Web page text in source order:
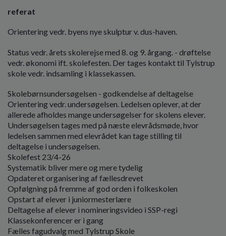
referat
Orientering vedr. byens nye skulptur v. dus-haven.
Status vedr. årets skolerejse med 8. og 9. årgang. - drøftelse
vedr. økonomi ift. skolefesten. Der tages kontakt til Tylstrup
skole vedr. indsamling i klassekassen.
Skolebørnsundersøgelsen - godkendelse af deltagelse
Orientering vedr. undersøgelsen. Ledelsen oplever, at der
allerede afholdes mange undersøgelser for skolens elever.
Undersøgelsen tages med på næste elevrådsmøde, hvor
ledelsen sammen med elevrådet kan tage stilling til
deltagelse i undersøgelsen.
Skolefest 23/4-26
Systematik bliver mere og mere tydelig
Opdateret organisering af fællesdrevet
Opfølgning på fremme af god orden i folkeskolen
Opstart af elever i juniormesterlære
Deltagelse af elever i nomineringsvideo i SSP-regi
Klassekonferencer er i gang
Fælles fagudvalg med Tylstrup Skole